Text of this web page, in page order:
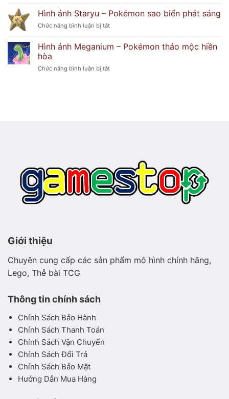
bí
hoa
duyên
dáng
ảnh
Froslass
–
băng
lẽo
Hình ảnh Staryu – Pokémon sao biển phát sáng
Chức năng bình luận bị tắtở
Staryu
Pokémon
Hình ảnh Meganium – Pokémon thảo mộc hiền
hòa
Chức năng bình luận bị tắtở
Giới thiệu
Chuyên cung cấp các sản phẩm mô hình chính hãng,
Lego, Thẻ bài TCG
Thông tin chính sách
Chính Sách Bảo Hành
Chính Sách Thanh Toán
Chính Sách Vận Chuyển
Chính Sách Đổi Trả
Chính Sách Bảo Mật
Hướng Dẫn Mua Hàng